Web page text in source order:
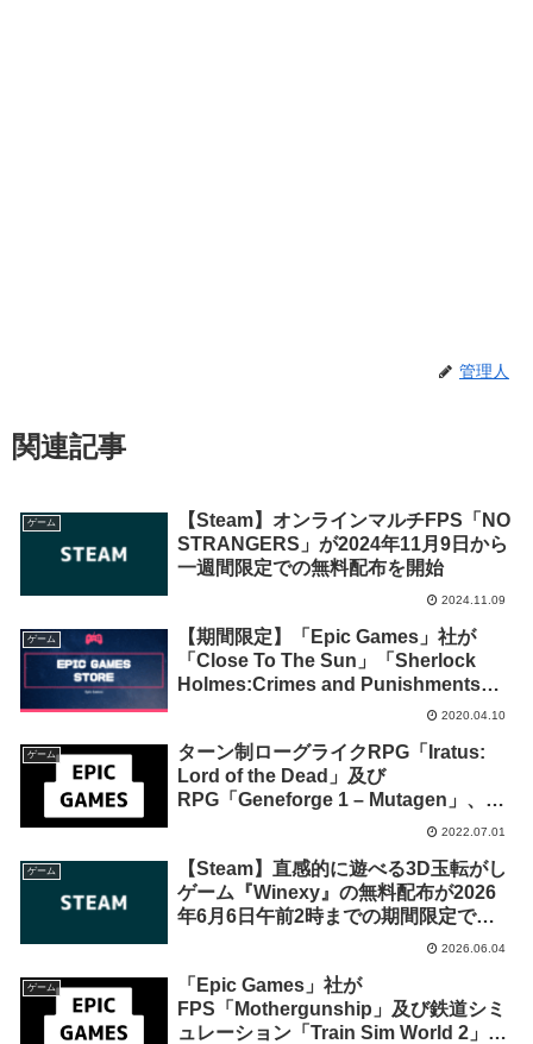
管理人
関連記事
ゲーム
【Steam】オンラインマルチFPS「NO
STRANGERS」が2024年11月9日から
一週間限定での無料配布を開始
2024.11.09
ゲーム
【期間限定】「Epic Games」社が
「Close To The Sun」「Sherlock
Holmes:Crimes and Punishments」
2020.04.10
ゲーム
ターン制ローグライクRPG「Iratus:
Lord of the Dead」及び
RPG「Geneforge 1 – Mutagen」、
PvPvEアクション「Hood: Outlaws &
での1週間限定で無料配布を開始！
2022.07.01
ゲーム
【Steam】直感的に遊べる3D玉転がし
ゲーム『Winexy』の無料配布が2026
年6月6日午前2時までの期間限定で開
2026.06.04
ゲーム
「Epic Games」社が
FPS「Mothergunship」及び鉄道シミ
ュレーション「Train Sim World 2」を